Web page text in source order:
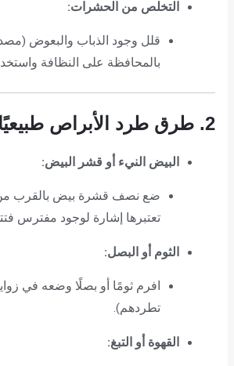
التخلص من الحشرات:
قلل وجود الذباب والبعوض
بالمحافظة على النظافة
2. طرق طرد الأبراص طبيعيًا (بدون قتل)
البيض النيء أو قشر البيض:
ضع نصف قشرة بيض بالقرب من
تعتبرها إشارة لوجود مفترس
الثوم أو البصل:
افرم ثومًا أو بصلًا وضعه في
تطردهم).
القهوة أو التبغ: